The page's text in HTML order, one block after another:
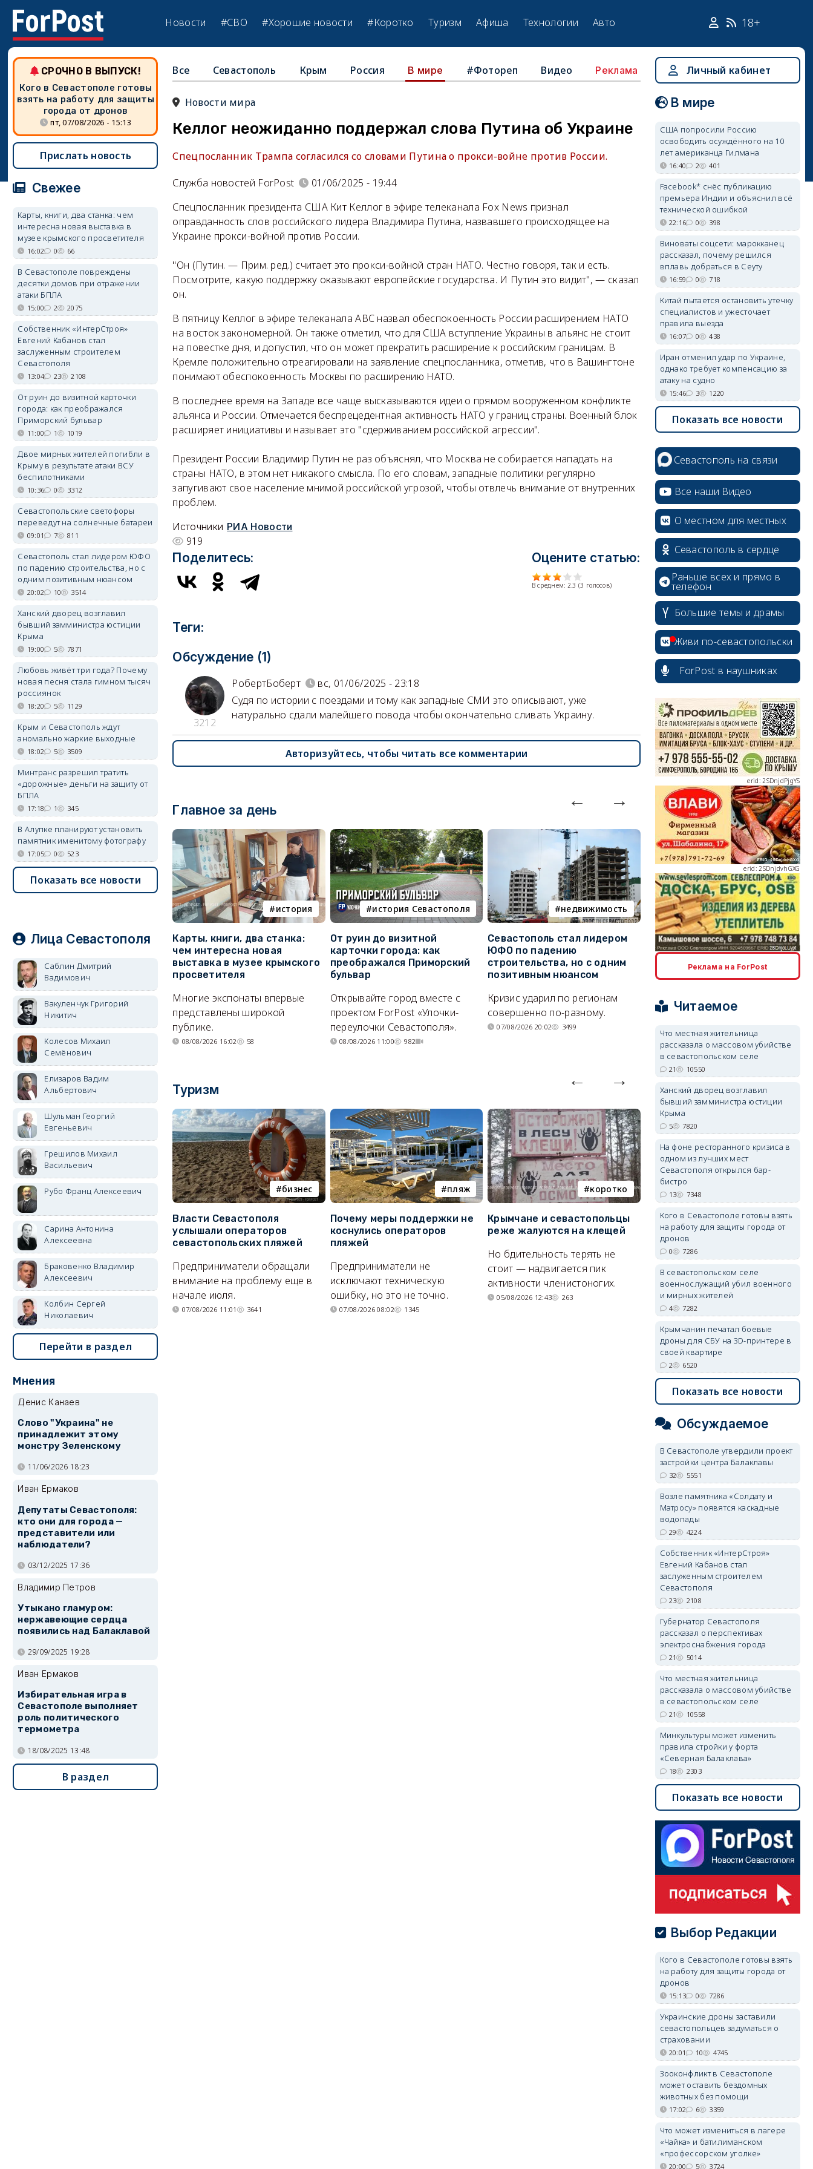
Новости #СВО #Хорошие новости #Коротко Туризм Афиша Технологии Авто 18+
Все Севастополь Крым Россия В мире #Фотореп Видео Реклама
Новости мира
Келлог неожиданно поддержал слова Путина об Украине
Спецпосланник Трампа согласился со словами Путина о прокси-войне против России.
Служба новостей ForPost
01/06/2025 - 19:44
Спецпосланник президента США Кит Келлог в эфире телеканала Fox News признал
оправданность слов российского лидера Владимира Путина, назвавшего происходящее на
Украине прокси-войной против России.
"Он (Путин. — Прим. ред.) считает это прокси-войной стран НАТО. Честно говоря, так и есть.
Посмотрите, какую поддержку оказывают европейские государства. И Путин это видит", — сказал
он.
В пятницу Келлог в эфире телеканала ABC назвал обеспокоенность России расширением НАТО
на восток закономерной. Он также отметил, что для США вступление Украины в альянс не стоит
на повестке дня, и допустил, что он может прекратить расширение к российским границам. В
Кремле положительно отреагировали на заявление спецпосланника, отметив, что в Вашингтоне
понимают обеспокоенность Москвы по расширению НАТО.
В последнее время на Западе все чаще высказываются идеи о прямом вооруженном конфликте
альянса и России. Отмечается беспрецедентная активность НАТО у границ страны. Военный блок
расширяет инициативы и называет это "сдерживанием российской агрессии".
Президент России Владимир Путин не раз объяснял, что Москва не собирается нападать на
страны НАТО, в этом нет никакого смысла. По его словам, западные политики регулярно
запугивают свое население мнимой российской угрозой, чтобы отвлечь внимание от внутренних
проблем.
Источники РИА Новости
919
Поделитесь: Оцените статью:
В среднем: 2.3 (3 голосов)
Теги:
Обсуждение (1)
3212
РобертБоберт
вс, 01/06/2025 - 23:18
Судя по истории с поездами и тому как западные СМИ это описывают, уже
натурально сдали малейшего повода чтобы окончательно сливать Украину.
Авторизуйтесь, чтобы читать все комментарии
Главное за день
история
Карты, книги, два станка:
чем интересна новая
выставка в музее крымского
просветителя
Многие экспонаты впервые
представлены широкой
публике.
08/08/2026 16:02 58
история Севастополя
От руин до визитной
карточки города: как
преображался Приморский
бульвар
Открывайте город вместе с
проектом ForPost «Улочки-
переулочки Севастополя».
08/08/2026 11:00 982
недвижимость
Севастополь стал лидером
ЮФО по падению
строительства, но с одним
позитивным нюансом
Кризис ударил по регионам
совершенно по-разному.
07/08/2026 20:02 3499
ПВО
Кого в Севастополе готовы
взять на работу для защиты
города от дронов
города.
07/08/2026 15:13
Туризм
бизнес
Власти Севастополя
услышали операторов
севастопольских пляжей
Предприниматели обращали
внимание на проблему еще в
начале июля.
07/08/2026 11:01 3641
пляж
Почему меры поддержки не
коснулись операторов
пляжей
Предприниматели не
исключают техническую
ошибку, но это не точно.
07/08/2026 08:02 1345
коротко
Крымчане и севастопольцы
реже жалуются на клещей
Но бдительность терять не
стоит — надвигается пик
активности членистоногих.
05/08/2026 12:43 263
В Севастополе утвердили
проект застройки центра
Балаклавы
квартал с отелями и
парковками.
05/08/2026 08:01
СРОЧНО В ВЫПУСК!
Кого в Севастополе готовы
взять на работу для защиты
города от дронов
пт, 07/08/2026 - 15:13
Прислать новость
Свежее
Карты, книги, два станка: чем
интересна новая выставка в
музее крымского просветителя
16:02 0 66
В Севастополе повреждены
десятки домов при отражении
атаки БПЛА
15:00 2 2075
Собственник «ИнтерСтроя»
Евгений Кабанов стал
заслуженным строителем
Севастополя
13:04 23 2108
От руин до визитной карточки
города: как преображался
Приморский бульвар
11:00 1 1019
Двое мирных жителей погибли в
Крыму в результате атаки ВСУ
беспилотниками
10:36 0 3312
Севастопольские светофоры
переведут на солнечные батареи
09:01 7 811
Севастополь стал лидером ЮФО
по падению строительства, но с
одним позитивным нюансом
20:02 10 3514
Ханский дворец возглавил
бывший замминистра юстиции
Крыма
19:00 5 7871
Любовь живёт три года? Почему
новая песня стала гимном тысяч
россиянок
18:20 5 1129
Крым и Севастополь ждут
аномально жаркие выходные
18:02 5 3509
Минтранс разрешил тратить
«дорожные» деньги на защиту от
БПЛА
17:18 1 345
В Алупке планируют установить
памятник именитому фотографу
17:05 0 523
Показать все новости
Лица Севастополя
Саблин Дмитрий
Вадимович
Вакуленчук Григорий
Никитич
Колесов Михаил
Семёнович
Елизаров Вадим
Альбертович
Шульман Георгий
Евгеньевич
Грешилов Михаил
Васильевич
Рубо Франц Алексеевич
Сарина Антонина
Алексеевна
Браковенко Владимир
Алексеевич
Колбин Сергей
Николаевич
Перейти в раздел
Мнения
Денис Канаев
Слово "Украина" не
принадлежит этому
монстру Зеленскому
11/06/2026 18:23
Иван Ермаков
Депутаты Севастополя:
кто они для города —
представители или
наблюдатели?
03/12/2025 17:36
Владимир Петров
Утыкано гламуром:
нержавеющие сердца
появились над Балаклавой
29/09/2025 19:28
Иван Ермаков
Избирательная игра в
Севастополе выполняет
роль политического
термометра
18/08/2025 13:48
В раздел
Личный кабинет
В мире
США попросили Россию
освободить осуждённого на 10
лет американца Гилмана
16:40 2 401
Facebook* снёс публикацию
премьера Индии и объяснил всё
технической ошибкой
22:16 0 398
Виноваты соцсети: марокканец
рассказал, почему решился
вплавь добраться в Сеуту
16:59 0 718
Китай пытается остановить утечку
специалистов и ужесточает
правила выезда
16:07 0 438
Иран отменил удар по Украине,
однако требует компенсацию за
атаку на судно
15:46 3 1220
Показать все новости
Севастополь на связи
Все наши Видео
О местном для местных
Севастополь в сердце
Раньше всех и прямо в
телефон
Большие темы и драмы
Живи по-севастопольски
ForPost в наушниках
erid: 2SDnjdPjgYS
erid: 2SDnjdvhGXG
erid: 2SDnjcLUypt
erid: 2SDnjcrDNw6
erid: 2SDnjdvhGXG
Реклама на ForPost
Читаемое
Что местная жительница
рассказала о массовом убийстве
в севастопольском селе
21 10550
Ханский дворец возглавил
бывший замминистра юстиции
Крыма
5 7820
На фоне ресторанного кризиса в
одном из лучших мест
Севастополя открылся бар-
бистро
13 7348
Кого в Севастополе готовы взять
на работу для защиты города от
дронов
0 7286
В севастопольском селе
военнослужащий убил военного
и мирных жителей
4 7282
Крымчанин печатал боевые
дроны для СБУ на 3D-принтере в
своей квартире
2 6520
Показать все новости
Обсуждаемое
В Севастополе утвердили проект
застройки центра Балаклавы
32 5551
Возле памятника «Солдату и
Матросу» появятся каскадные
водопады
29 4224
Собственник «ИнтерСтроя»
Евгений Кабанов стал
заслуженным строителем
Севастополя
23 2108
Губернатор Севастополя
рассказал о перспективах
электроснабжения города
21 5014
Что местная жительница
рассказала о массовом убийстве
в севастопольском селе
21 10558
Минкультуры может изменить
правила стройки у форта
«Северная Балаклава»
18 2303
Показать все новости
Выбор Редакции
Кого в Севастополе готовы взять
на работу для защиты города от
дронов
15:13 0 7286
Украинские дроны заставили
севастопольцев задуматься о
страховании
20:01 10 4745
Зооконфликт в Севастополе
может оставить бездомных
животных без помощи
17:02 6 3359
Что может измениться в лагере
«Чайка» и батилиманском
«профессорском уголке»
20:00 5 3724